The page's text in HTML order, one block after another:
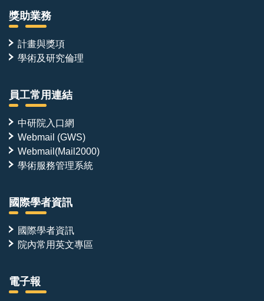
獎助業務
計畫與獎項
學術及研究倫理
員工常用連結
中研院入口網
Webmail (GWS)
Webmail(Mail2000)
學術服務管理系統
國際學者資訊
國際學者資訊
院內常用英文專區
電子報